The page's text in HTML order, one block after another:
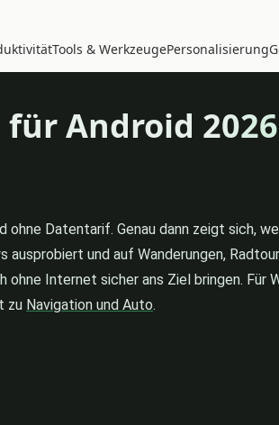
Tools & WerkzeugePersonalisierung
Android 2026
ohne Datentarif. Genau dann zeigt sich,
und auf Wanderungen,
Internet sicher ans Ziel bringen.
zu Navigation und Auto.